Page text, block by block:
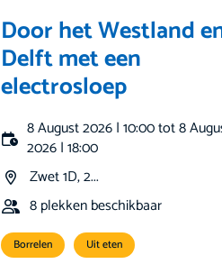
Door het Westland
Delft met een
electrosloep
8 August 2026 | 10:00 tot 8
2026 | 18:00
Zwet 1D, 2...
8 plekken beschikbaar
Borrelen Uit eten